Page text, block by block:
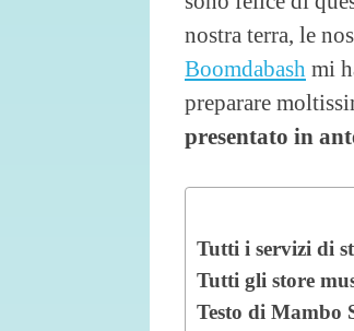
nostra terra, le
Boomdabash mi
preparare
presentato in
Tutti i servizi di
Tutti gli store
Testo di Mambo